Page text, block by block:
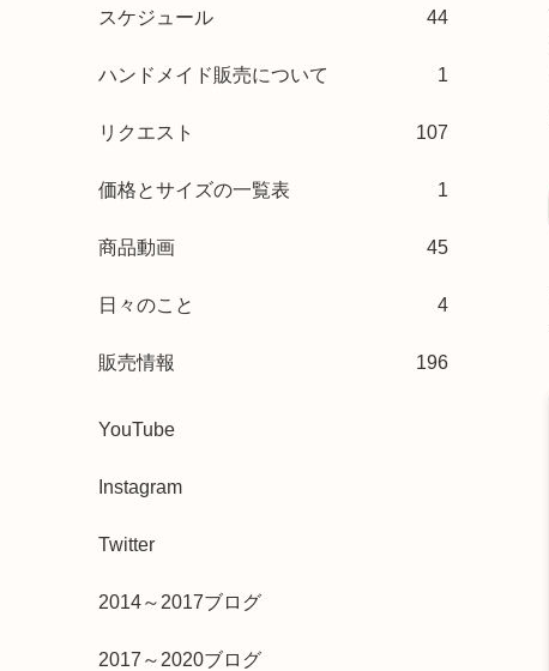
スケジュール 44
ハンドメイド販売について 1
リクエスト 107
価格とサイズの一覧表 1
商品動画 45
日々のこと 4
販売情報 196
YouTube
Instagram
Twitter
2014～2017ブログ
2017～2020ブログ